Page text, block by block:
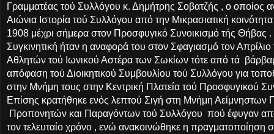
Γραμματέας τού Συλλόγου κ. Δημήτρης Σοβατζής , ο οποίος
Αιώνια Ιστορία τού Συλλόγου από την Μικρασιατική
1908 μέχρι σήμερα στον Προσφυγικό Συνοικισμό τής Θήβας .
Συγκινητική ήταν η αναφορά του στον Σφαγιασμό τον
Αθλητών τού Ιωνικού Αστέρα των Σωκίων τότε από τά
απόφαση τού Διοικητικού Συμβουλίου τού Συλλόγου για
στην Μνήμη τους στην Κεντρική Πλατεία τού Προσφυγικού
Επίσης κρατήθηκε ενός λεπτού Σιγή στη Μνήμη Αείμνηστων
Προπονητών και Παραγόντων τού Συλλόγου πού έφυγαν
τον τελευταίο χρόνο , ενώ ανακοινώθηκε η πραγματοποίηση